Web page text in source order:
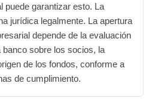
puede garantizar esto. La
jurídica legalmente. La apertura
depende de la evaluación
sobre los socios, la
de los fondos, conforme a
de cumplimiento.